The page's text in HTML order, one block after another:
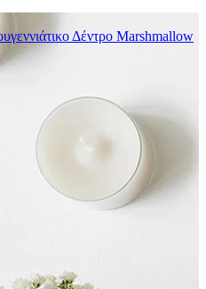
Δέντρο Marshmallow